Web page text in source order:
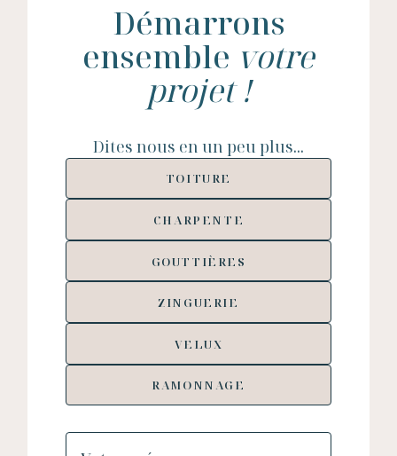
Démarrons
ensemble votre
projet !
Dites nous en un peu plus...
TOITURE
CHARPENTE
GOUTTIÈRES
ZINGUERIE
VELUX
RAMONNAGE